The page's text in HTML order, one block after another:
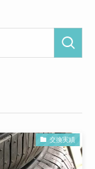
交換実績